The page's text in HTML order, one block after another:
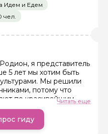
Идем и Едем
чел.
я представитель
5 лет мы хотим быть
Мы решили
потому что
по красивейшим
того, что видят.
а гора — просто
Читать еще
гиду